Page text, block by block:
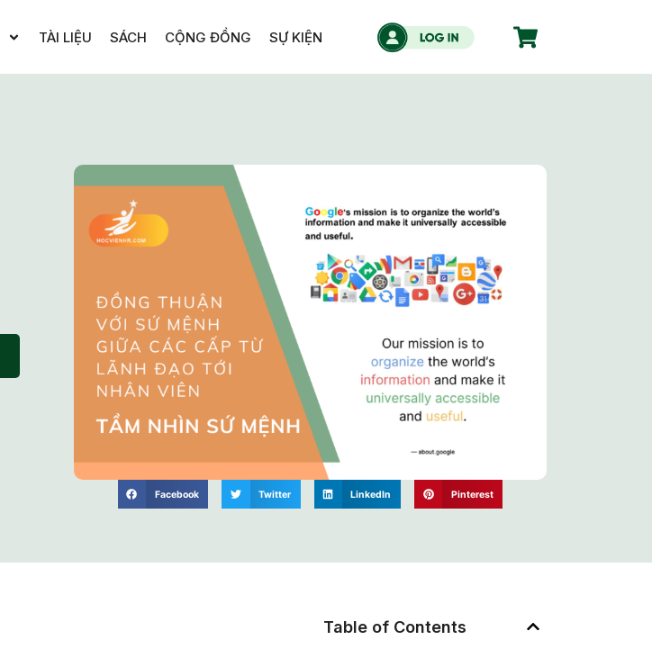
TÀI LIỆU SÁCH CỘNG ĐỒNG SỰ KIỆN
Facebook Twitter LinkedIn Pinterest
Table of Contents